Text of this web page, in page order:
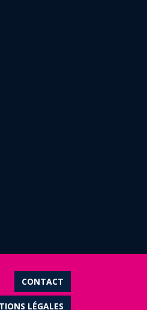
CONTACT
LÉGALES